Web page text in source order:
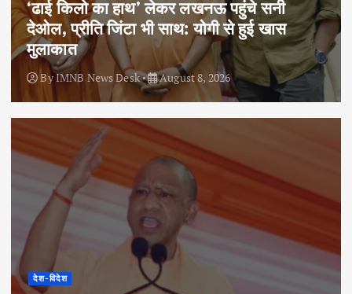
‘ढाई किलो का हाथ’ लेकर लखनऊ पहुंचे सनी
देओल, प्रीति जिंटा भी साथ: योगी से हुई खास
मुलाकात
ByIMNB News Desk August 8, 2026
देश-विदेश